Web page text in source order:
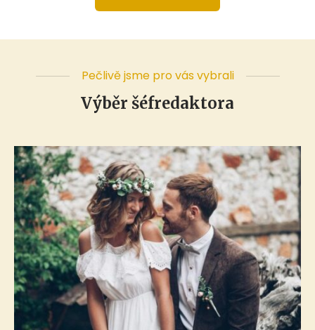
Pečlivě jsme pro vás vybrali
Výběr šéfredaktora